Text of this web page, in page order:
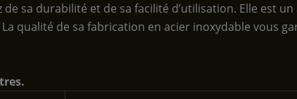
sa durabilité et de sa facilité d’utilisation. Elle est
qualité de sa fabrication en acier inoxydable vous